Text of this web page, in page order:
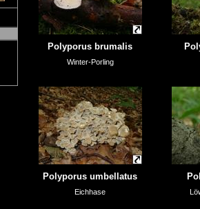
Polyporus brumalis
Winter-Porling
Polyporus umbellatus
Eichhase